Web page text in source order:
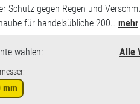
Schutz gegen Regen und
für handelsübliche 200… mehr
wählen: Alle
mm